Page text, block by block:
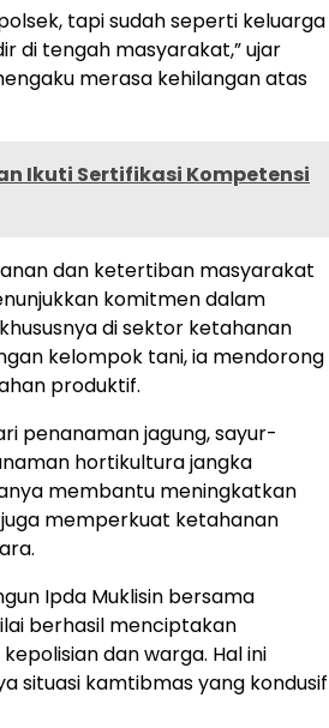
tapi sudah seperti keluarga
di tengah masyarakat,” ujar
merasa kehilangan atas
Ikuti Sertifikasi Kompetensi
dan ketertiban masyarakat
komitmen dalam
di sektor ketahanan
kelompok tani, ia mendorong
produktif.
penanaman jagung, sayur-
hortikultura jangka
membantu meningkatkan
memperkuat ketahanan
Ipda Muklisin bersama
berhasil menciptakan
dan warga. Hal ini
situasi kamtibmas yang kondusif